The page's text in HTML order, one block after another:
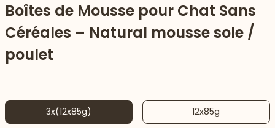
Boîtes de Mousse pour Chat Sans
Céréales – Natural mousse sole /
poulet
3x(12x85g) 12x85g